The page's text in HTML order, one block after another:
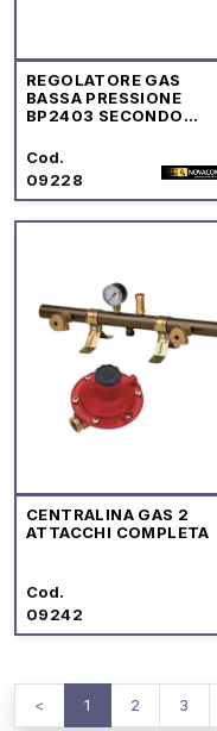
REGOLATORE GAS
BASSA PRESSIONE
BP2403 SECONDO
Cod.
09228
CENTRALINA GAS 2
ATTACCHI COMPLETA
Cod.
09242
< 1 2 3